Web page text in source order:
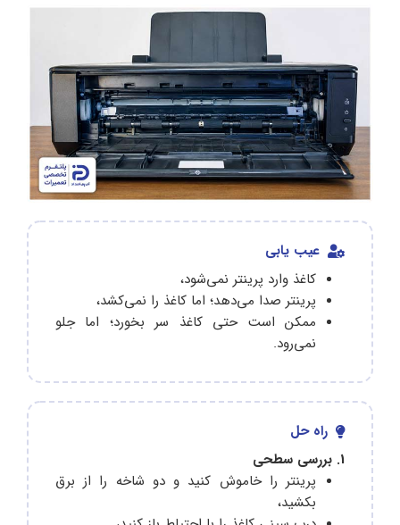
عیب یابی
کاغذ وارد پرینتر نمی‌شود،
پرینتر صدا می‌دهد؛ اما کاغذ را نمی‌کشد،
ممکن است حتی کاغذ سر بخورد؛ اما جلو
نمی‌رود.
راه حل
1. بررسی سطحی
پرینتر را خاموش کنید و دو شاخه را از برق
بکشید،